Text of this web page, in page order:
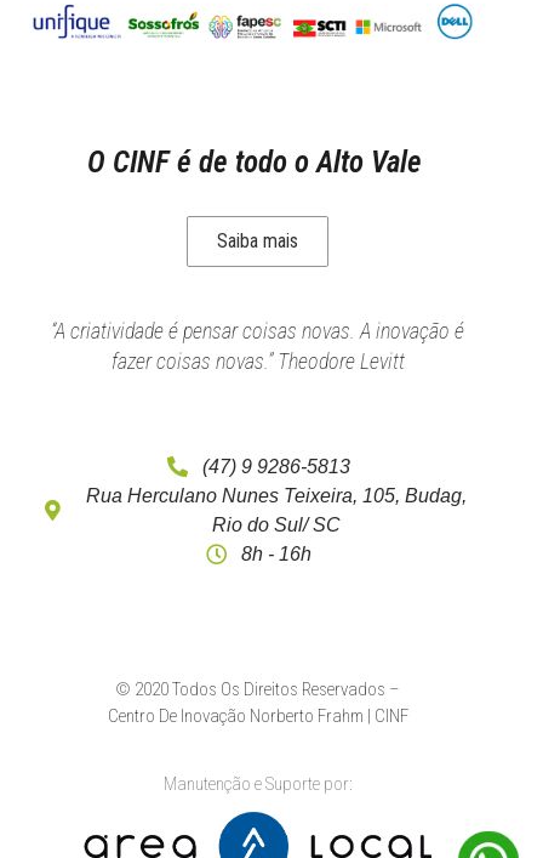
O CINF é de todo o Alto Vale
Saiba mais
“A criatividade é pensar coisas novas. A inovação é
fazer coisas novas.” Theodore Levitt
(47) 9 9286-5813
Rua Herculano Nunes Teixeira, 105, Budag,
Rio do Sul/ SC
8h - 16h
© 2020 Todos Os Direitos Reservados –
Centro De Inovação Norberto Frahm | CINF
Manutenção e Suporte por: